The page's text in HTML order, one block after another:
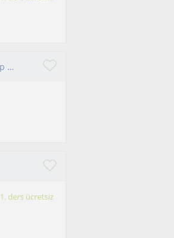
You are shining! I am a certified Linguist and English Teacher. Let's keep learning together!
1. ders ücretsiz